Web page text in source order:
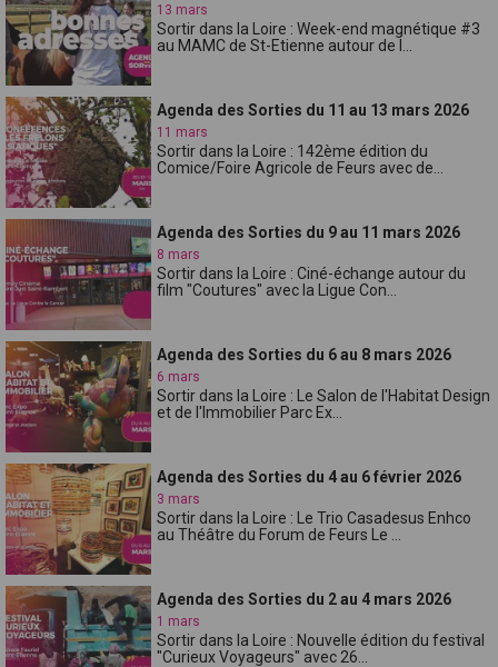
13 mars
Sortir dans la Loire : Week-end magnétique #3
au MAMC de St-Etienne autour de l...
Agenda des Sorties du 11 au 13 mars 2026
11 mars
Sortir dans la Loire : 142ème édition du
Comice/Foire Agricole de Feurs avec de...
Agenda des Sorties du 9 au 11 mars 2026
8 mars
Sortir dans la Loire : Ciné-échange autour du
film "Coutures" avec la Ligue Con...
Agenda des Sorties du 6 au 8 mars 2026
6 mars
Sortir dans la Loire : Le Salon de l'Habitat Design
et de l'Immobilier Parc Ex...
Agenda des Sorties du 4 au 6 février 2026
3 mars
Sortir dans la Loire : Le Trio Casadesus Enhco
au Théâtre du Forum de Feurs Le ...
Agenda des Sorties du 2 au 4 mars 2026
1 mars
Sortir dans la Loire : Nouvelle édition du festival
"Curieux Voyageurs" avec 26...